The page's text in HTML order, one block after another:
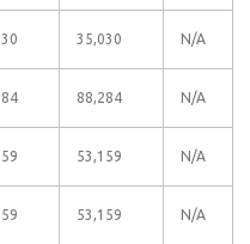
35,030 N/A
88,284 N/A
53,159 N/A
53,159 N/A